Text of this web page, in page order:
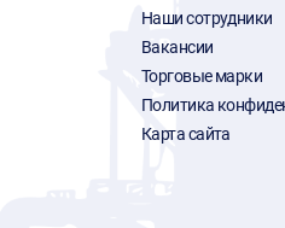
Наши сотрудники
Вакансии
Торговые марки
Политика
Карта сайта